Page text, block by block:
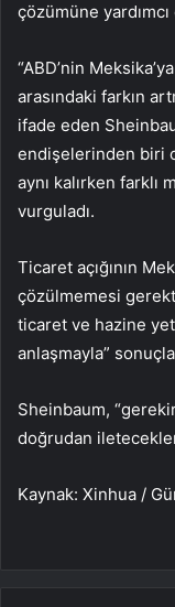
çözümüne
“ABD’nin
arasındaki farkın
ifade eden
endişelerinden biri
aynı kalırken farklı
vurguladı.
Ticaret açığının
çözülmemesi
ticaret ve hazine
anlaşmayla”
Sheinbaum,
doğrudan
Kaynak: Xinhua /